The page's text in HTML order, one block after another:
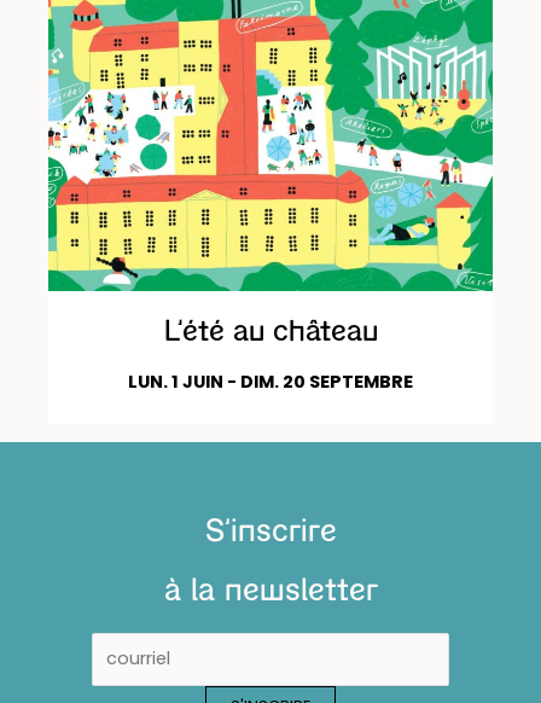
L’été au château
LUN. 1 JUIN - DIM. 20 SEPTEMBRE
S'inscrire
à la newsletter